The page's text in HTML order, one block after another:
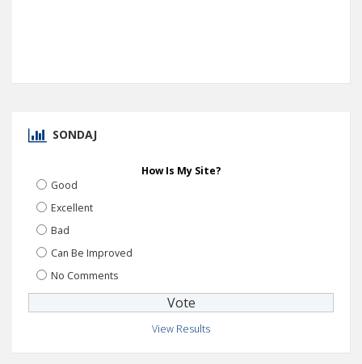
SONDAJ
How Is My Site?
Good
Excellent
Bad
Can Be Improved
No Comments
View Results